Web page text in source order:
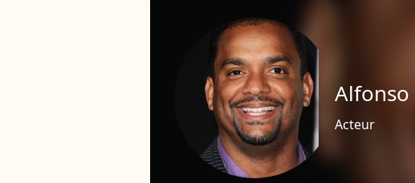
Alfonso
Acteur